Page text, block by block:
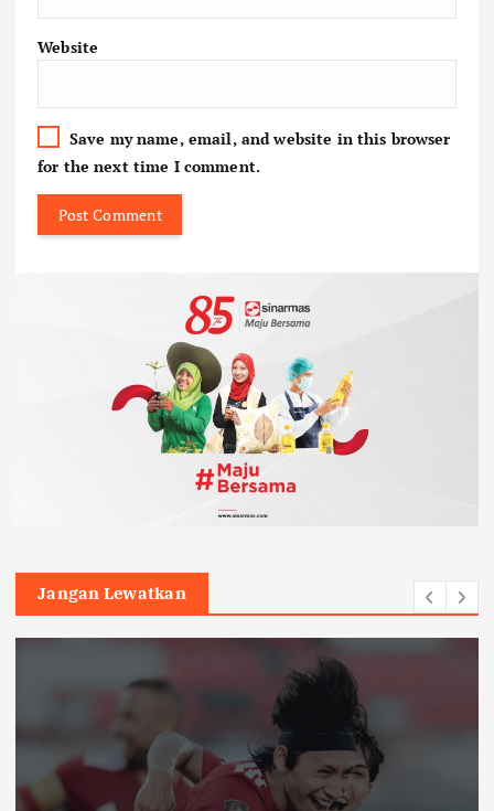
Website
Save my name, email, and website in this browser
for the next time I comment.
Jangan Lewatkan